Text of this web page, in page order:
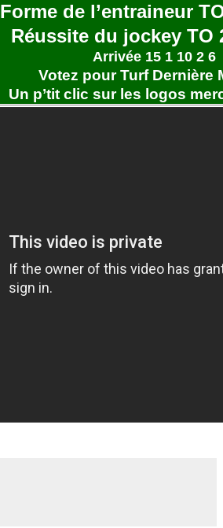
Forme de l’entraineur
Réussite du jockey TO
Arrivée 15 1 10 2 6
Votez pour Turf Dernière
Un p’tit clic sur les logos